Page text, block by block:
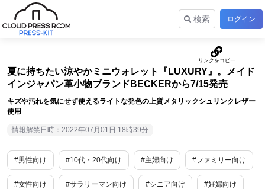
検索 ログイン
夏に持ちたい涼やかミニウォレット『LUXURY』。メイド
インジャパン革小物ブランドBECKERから7/15発売
キズや汚れを気にせず使えるライトな発色の上質メタリックシュリンクレザー
使用
情報解禁日時：2022年07月01日 18時39分
#男性向け #10代・20代向け #主婦向け #ファミリー向け
#女性向け #サラリーマン向け #シニア向け #妊婦向け